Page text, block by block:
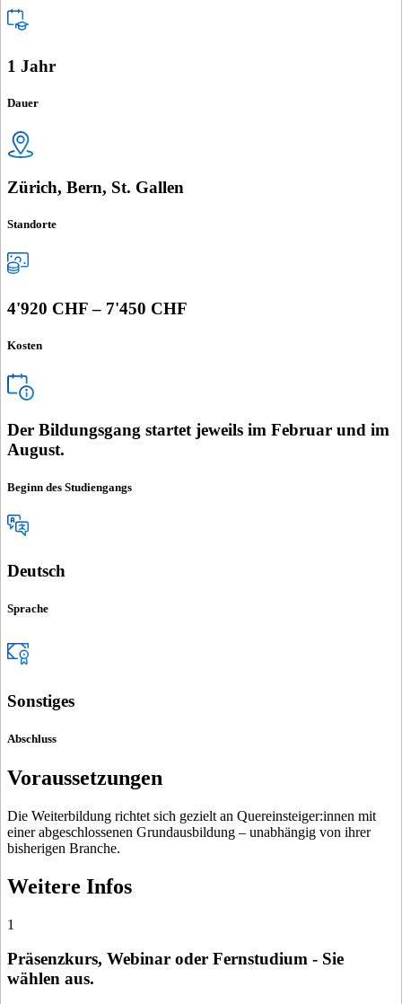
1 Jahr
Dauer
Zürich, Bern, St. Gallen
Standorte
4'920 CHF – 7'450 CHF
Kosten
Der Bildungsgang startet jeweils im Februar und im
August.
Beginn des Studiengangs
Deutsch
Sprache
Sonstiges
Abschluss
Voraussetzungen
Die Weiterbildung richtet sich gezielt an Quereinsteiger:innen mit
einer abgeschlossenen Grundausbildung – unabhängig von ihrer
bisherigen Branche.
Weitere Infos
1
Präsenzkurs, Webinar oder Fernstudium - Sie
wählen aus.